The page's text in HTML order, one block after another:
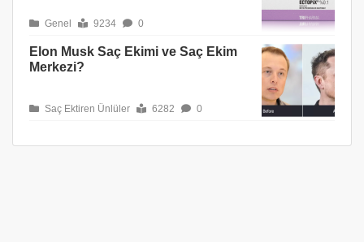
Genel 9234 0
Elon Musk Saç Ekimi ve Saç Ekim
Merkezi?
Saç Ektiren Ünlüler 6282 0